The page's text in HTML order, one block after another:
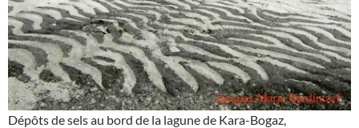
Dépôts de sels au bord de la lagune de Kara-Bogaz,